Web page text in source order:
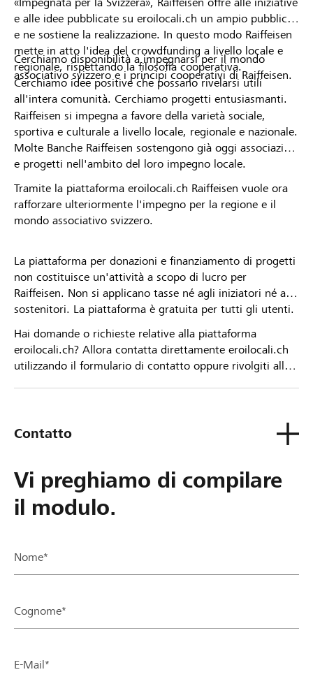
e alle idee pubblicate su eroilocali.ch un ampio pubblico
e ne sostiene la realizzazione. In questo modo Raiffeisen
mette in atto l'idea del crowdfunding a livello locale e
regionale, rispettando la filosofia cooperativa.
Cerchiamo idee positive che possano rivelarsi utili
all'intera comunità. Cerchiamo progetti entusiasmanti.
Cerchiamo disponibilità a impegnarsi per il mondo
associativo svizzero e i principi cooperativi di Raiffeisen.
Raiffeisen si impegna a favore della varietà sociale,
sportiva e culturale a livello locale, regionale e nazionale.
Molte Banche Raiffeisen sostengono già oggi associazioni
e progetti nell'ambito del loro impegno locale.
Tramite la piattaforma eroilocali.ch Raiffeisen vuole ora
rafforzare ulteriormente l'impegno per la regione e il
mondo associativo svizzero.
La piattaforma per donazioni e finanziamento di progetti
non costituisce un'attività a scopo di lucro per
Raiffeisen. Non si applicano tasse né agli iniziatori né ai
sostenitori. La piattaforma è gratuita per tutti gli utenti.
Hai domande o richieste relative alla piattaforma
eroilocali.ch? Allora contatta direttamente eroilocali.ch
utilizzando il formulario di contatto oppure rivolgiti alla
Contatto
Vi preghiamo di compilare
il modulo.
Nome*
Cognome*
E-Mail*